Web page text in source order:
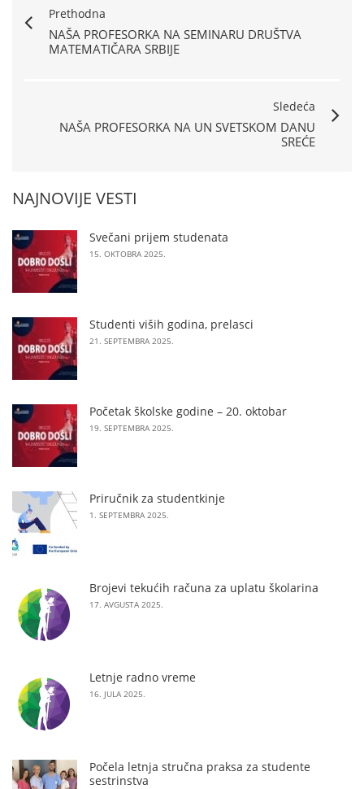
Prethodna
NAŠA PROFESORKA NA SEMINARU DRUŠTVA
MATEMATIČARA SRBIJE
Sledeća
NAŠA PROFESORKA NA UN SVETSKOM DANU
SREĆE
NAJNOVIJE VESTI
Svečani prijem studenata
15. OKTOBRA 2025.
Studenti viših godina, prelasci
21. SEPTEMBRA 2025.
Početak školske godine – 20. oktobar
19. SEPTEMBRA 2025.
Priručnik za studentkinje
1. SEPTEMBRA 2025.
Brojevi tekućih računa za uplatu školarina
17. AVGUSTA 2025.
Letnje radno vreme
16. JULA 2025.
Počela letnja stručna praksa za studente
sestrinstva